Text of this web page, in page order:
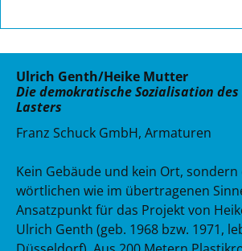
Ulrich Genth/Heike Mutter
Die demokratische Sozialisation
Lasters
Franz Schuck GmbH, Armaturen
Kein Gebäude und kein Ort,
wörtlichen wie im übertragenen
Ansatzpunkt für das Projekt von
Ulrich Genth (geb. 1968 bzw. 1971,